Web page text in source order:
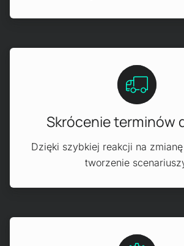
Skrócenie terminów
Dzięki szybkiej reakcji na
tworzenie